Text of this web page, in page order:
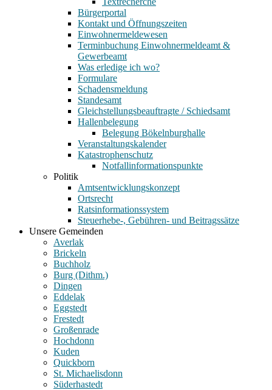
Bürgerportal
Kontakt und Öffnungszeiten
Einwohnermeldewesen
Terminbuchung Einwohnermeldeamt &
Gewerbeamt
Was erledige ich wo?
Formulare
Schadensmeldung
Standesamt
Gleichstellungsbeauftragte / Schiedsamt
Hallenbelegung
Belegung Bökelnburghalle
Veranstaltungskalender
Katastrophenschutz
Notfallinformationspunkte
Politik
Amtsentwicklungskonzept
Ortsrecht
Ratsinformationssystem
Steuerhebe-, Gebühren- und Beitragssätze
Unsere Gemeinden
Averlak
Brickeln
Buchholz
Burg (Dithm.)
Dingen
Eddelak
Eggstedt
Frestedt
Großenrade
Hochdonn
Kuden
Quickborn
St. Michaelisdonn
Süderhastedt